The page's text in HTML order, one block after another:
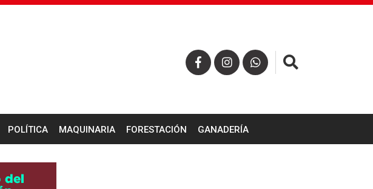
POLÍTICA MAQUINARIA FORESTACIÓN GANADERÍA